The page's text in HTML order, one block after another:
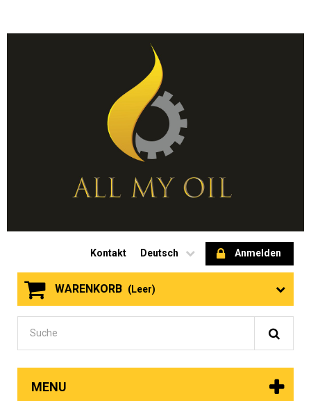
Anmelden
Deutsch
Kontakt
WARENKORB (Leer)
MENU